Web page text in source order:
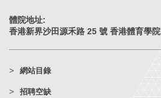
體院地址:
香港新界沙田源禾路 25 號 香港體育學院
網站目錄
招聘空缺